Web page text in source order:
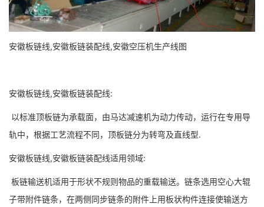
安徽板链线,安徽板链装配线,安徽空压机生产线图
安徽板链线,安徽板链装配线:
以标准顶板链为承载面，由马达减速机为动力传动，运行在专用导
轨中，根据工艺流程不同，顶板链分为转弯及直线型.
安徽板链线,安徽板链装配线适用领域:
板链输送机适用于形状不规则物品的重载输送。链条选用空心大辊
子带附件链条，在两侧同步链条的附件上用板状构件连接使输送方